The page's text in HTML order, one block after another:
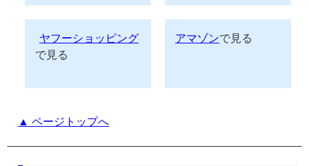
ヤフーショッピング
で見る
アマゾンで見る
▲ ページトップへ